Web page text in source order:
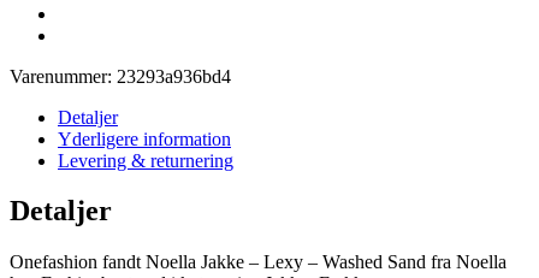
Varenummer: 23293a936bd4
Detaljer
Yderligere information
Levering & returnering
Detaljer
Onefashion fandt Noella Jakke – Lexy – Washed Sand fra Noella